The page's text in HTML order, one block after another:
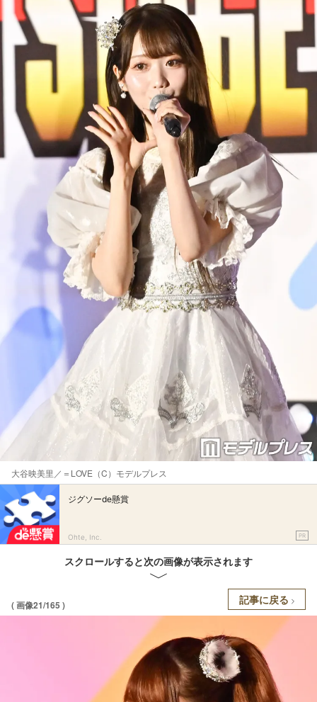
大谷映美里／＝LOVE（C）モデルプレス
ジグソーde懸賞
Ohte, Inc. PR
スクロールすると次の画像が表示されます
( 画像21/165 ) 記事に戻る